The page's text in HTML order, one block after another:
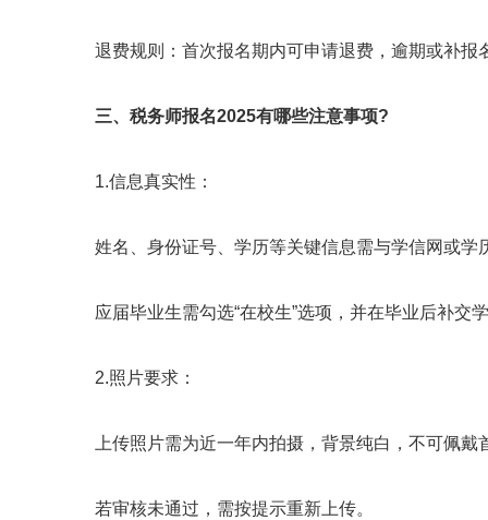
退费规则：首次报名期内可申请退费，逾期或补报
三、税务师报名2025有哪些注意事项?
1.信息真实性：
姓名、身份证号、学历等关键信息需与学信网或学
应届毕业生需勾选“在校生”选项，并在毕业后补交
2.照片要求：
上传照片需为近一年内拍摄，背景纯白，不可佩戴
若审核未通过，需按提示重新上传。